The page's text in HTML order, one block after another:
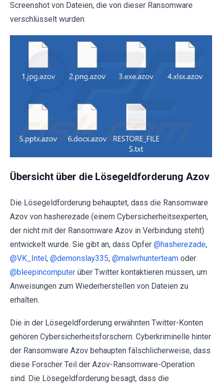
Screenshot von Dateien, die von dieser Ransomware
verschlüsselt wurden:
Übersicht über die Lösegeldforderung Azov
Die Lösegeldforderung behauptet, dass die Ransomware
Azov von hasherezade (einem Cybersicherheitsexperten,
der nicht mit der Ransomware Azov in Verbindung steht)
entwickelt wurde. Sie gibt an, dass Opfer @hasherezade,
@VK_Intel , @demonslay335, @malwrhunterteam oder
@bleepincomputer über Twitter kontaktieren müssen, um
Anweisungen zum Wiederherstellen von Dateien zu
erhalten.
Die in der Lösegeldforderung erwähnten Twitter-Konten
gehören Cybersicherheitsforschern. Cyberkriminelle hinter
der Ransomware Azov behaupten fälschlicherweise, dass
diese Forscher Teil der Azov-Ransomware-Operation
sind. Die Lösegeldforderung besagt, dass die